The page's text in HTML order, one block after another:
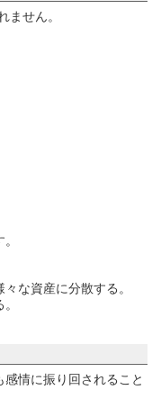
ません。
な資産に分散する。
情に振り回されること